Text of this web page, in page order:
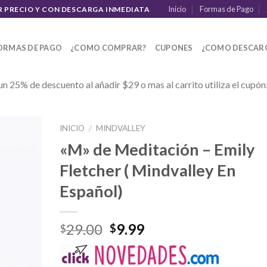
PRECIO Y CON DESCARGA INMEDIATA Inicio Formas de Pago
DE PAGO ¿COMO COMPRAR? CUPONES ¿COMO
25% de descuento al añadir $29 o mas al carrito utiliza el
INICIO / MINDVALLEY
«M» de Meditación – Emily
Fletcher ( Mindvalley En
Español)
$29.00 $9.99